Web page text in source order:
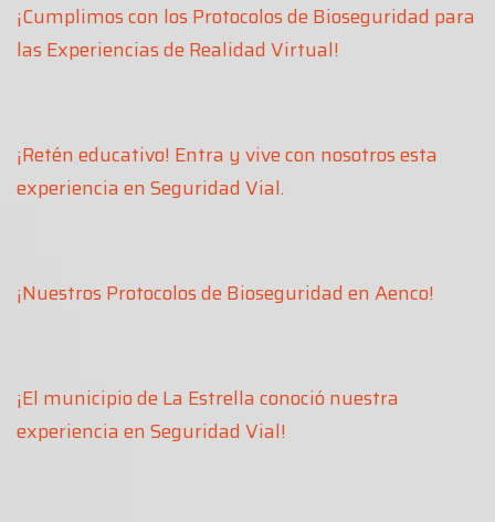
¡Cumplimos con los Protocolos de Bioseguridad para
las Experiencias de Realidad Virtual!
¡Retén educativo! Entra y vive con nosotros esta
experiencia en Seguridad Vial.
¡Nuestros Protocolos de Bioseguridad en Aenco!
¡El municipio de La Estrella conoció nuestra
experiencia en Seguridad Vial!